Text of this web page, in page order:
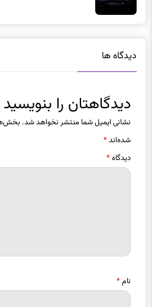
دیدگاه ها
دیدگاهتان را بنویسید
نشانی ایمیل شما منتشر نخواهد شد.
شده‌اند*
دیدگاه*
نام*